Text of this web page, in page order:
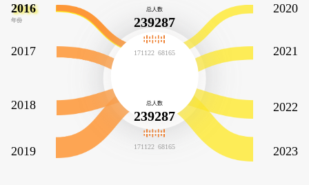
总人数
239287
171122 68165
总人数
239287
171122 68165
2016
2017
2018
2019
2020
2021
2022
2023